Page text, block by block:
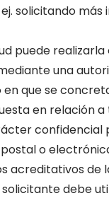
solicitando
puede
una
en que se
en relación
confidencial
o
acreditativos de
solicitante debe